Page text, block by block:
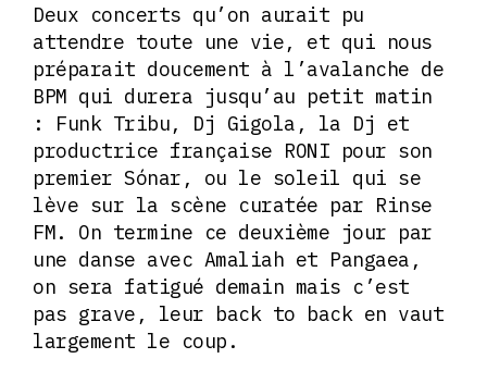
Deux concerts qu’on aurait pu
attendre toute une vie, et qui nous
préparait doucement à l’avalanche de
BPM qui durera jusqu’au petit matin
: Funk Tribu, Dj Gigola, la Dj et
productrice française RONI pour son
premier Sónar, ou le soleil qui se
lève sur la scène curatée par Rinse
FM. On termine ce deuxième jour par
une danse avec Amaliah et Pangaea,
on sera fatigué demain mais c’est
pas grave, leur back to back en vaut
largement le coup.